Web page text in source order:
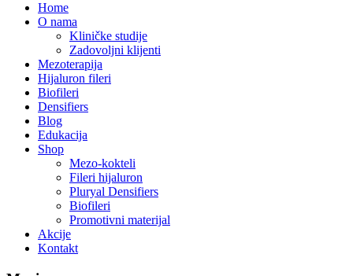
Home
O nama
Kliničke studije
Zadovoljni klijenti
Mezoterapija
Hijaluron fileri
Biofileri
Densifiers
Blog
Edukacija
Shop
Mezo-kokteli
Fileri hijaluron
Pluryal Densifiers
Biofileri
Promotivni materijal
Akcije
Kontakt